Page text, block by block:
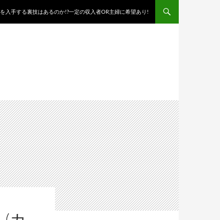
入手する裏技はあるのか!?一定の収入者OR主婦に希望あり!